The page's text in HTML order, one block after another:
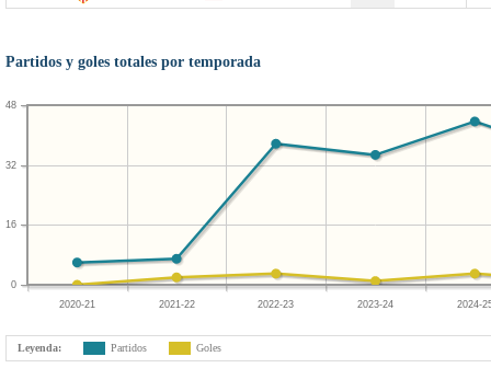
Partidos y goles totales por temporada
2020-21 2021-22 2022-23 2023-24 2024-
0
16
32
48
Leyenda: Partidos Goles